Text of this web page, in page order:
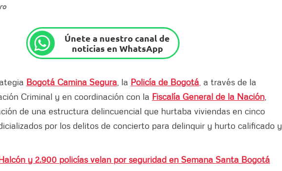
Únete a nuestro canal de
noticias en WhatsApp
Bogotá Camina Segura , la Policía de Bogotá a través de la
Criminal y en coordinación con la Fiscalía General de la Nación
de una estructura delincuencial que hurtaba viviendas en cinco
por los delitos de concierto para delinquir y hurto calificado y
y 2.900 policías velan por seguridad en Semana Santa Bogotá